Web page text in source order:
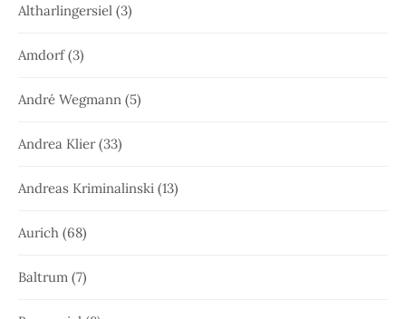
Altharlingersiel (3)
Amdorf(3)
André Wegmann (5)
Andrea Klier(33)
Andreas Kriminalinski (13)
Aurich (68)
Baltrum (7)